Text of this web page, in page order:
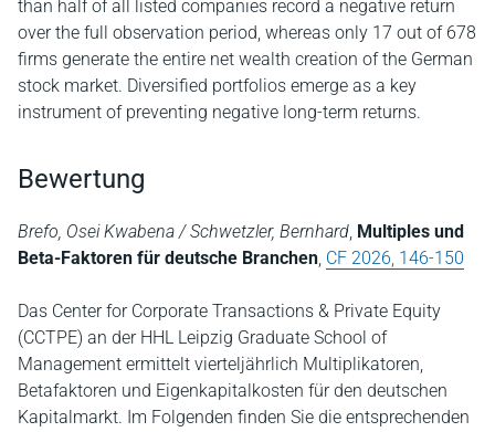
than half of all listed companies record a negative return
over the full observation period, whereas only 17 out of 678
firms generate the entire net wealth creation of the German
stock market. Diversified portfolios emerge as a key
instrument of preventing negative long-term returns.
Bewertung
Brefo, Osei Kwabena / Schwetzler, Bernhard, Multiples und
Beta-Faktoren für deutsche Branchen, CF 2026, 146-150
Das Center for Corporate Transactions & Private Equity
(CCTPE) an der HHL Leipzig Graduate School of
Management ermittelt vierteljährlich Multiplikatoren,
Betafaktoren und Eigenkapitalkosten für den deutschen
Kapitalmarkt. Im Folgenden finden Sie die entsprechenden